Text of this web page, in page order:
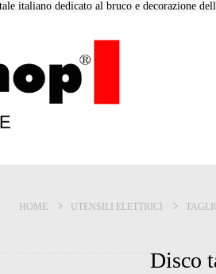
italiano dedicato al bruco e decorazione
HOME UTENSILI ELETTRICI
Disco